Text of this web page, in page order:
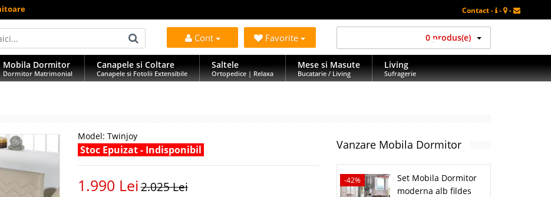
Contact - - -
Cont Favorite 0 produs(e)
Mobila Dormitor
Dormitor Matrimonial
Canapele si Coltare
Canapele si Fotolii Extensibile
Saltele
Ortopedice | Relaxa
Mese si Masute
Bucatarie / Living
Living
Sufragerie
Model: Twinjoy
Stoc Epuizat - Indisponibil
1.990 Lei2.025 Lei
Vanzare Mobila Dormitor
-42%
Set Mobila Dormitor
moderna alb fildes